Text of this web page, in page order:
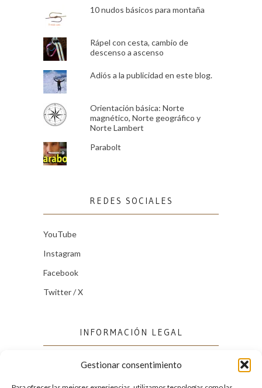
Gestionar consentimiento
10 nudos básicos para montaña
Rápel con cesta, cambio de
descenso a ascenso
Adiós a la publicidad en este blog.
Orientación básica: Norte
magnético, Norte geográfico y
Norte Lambert
Parabolt
REDES SOCIALES
YouTube
Instagram
Facebook
Twitter / X
INFORMACIÓN LEGAL
Política de cookies (UE)
Política de privacidad